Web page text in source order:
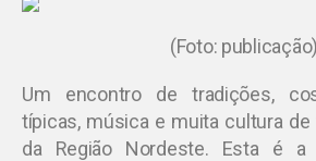
(Foto: publicação)
Um encontro de tradições,
típicas, música e muita cultura
da Região Nordeste. Esta é a